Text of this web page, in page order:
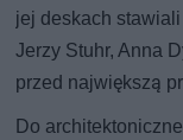
jej deskach
Jerzy Stuhr, Anna
przed największą
Do